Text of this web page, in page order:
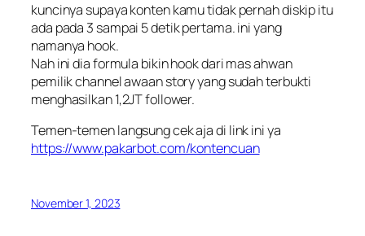
kuncinya supaya konten kamu tidak pernah diskip itu
ada pada 3 sampai 5 detik pertama. ini yang
namanya hook.
Nah ini dia formula bikin hook dari mas ahwan
pemilik channel awaan story yang sudah terbukti
menghasilkan 1,2JT follower.
Temen-temen langsung cek aja di link ini ya
https://www.pakarbot.com/kontencuan
November 1, 2023